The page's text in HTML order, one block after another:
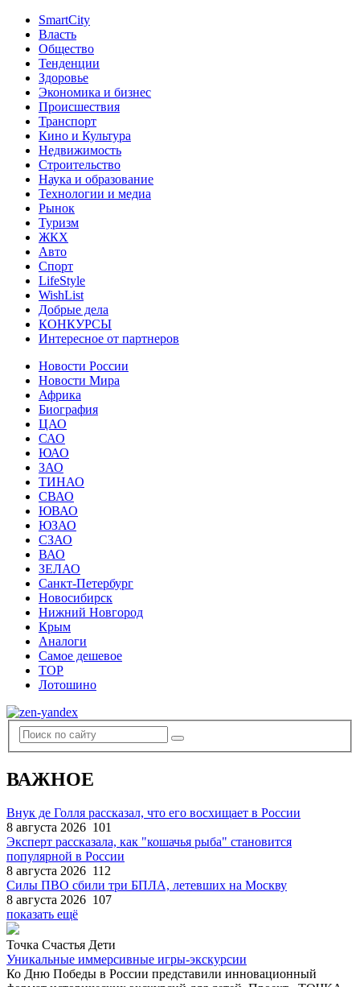
SmartCity
Власть
Общество
Тенденции
Здоровье
Экономика и бизнес
Происшествия
Транспорт
Кино и Культура
Недвижимость
Строительство
Наука и образование
Технологии и медиа
Рынок
Туризм
ЖКХ
Авто
Спорт
LifeStyle
WishList
Добрые дела
КОНКУРСЫ
Интересное от партнеров
Новости России
Новости Мира
Африка
Биография
ЦАО
САО
ЮАО
ЗАО
ТИНАО
СВАО
ЮВАО
ЮЗАО
СЗАО
ВАО
ЗЕЛАО
Санкт-Петербург
Новосибирск
Нижний Новгород
Крым
Аналоги
Самое дешевое
TOP
Лотошино
ВАЖНОЕ
Внук де Голля рассказал, что его восхищает в России
8 августа 2026 101
Эксперт рассказала, как "кошачья рыба" становится
популярной в России
8 августа 2026 112
Силы ПВО сбили три БПЛА, летевших на Москву
8 августа 2026 107
показать ещё
Точка Счастья Дети
Уникальные иммерсивные игры-экскурсии
Ко Дню Победы в России представили инновационный